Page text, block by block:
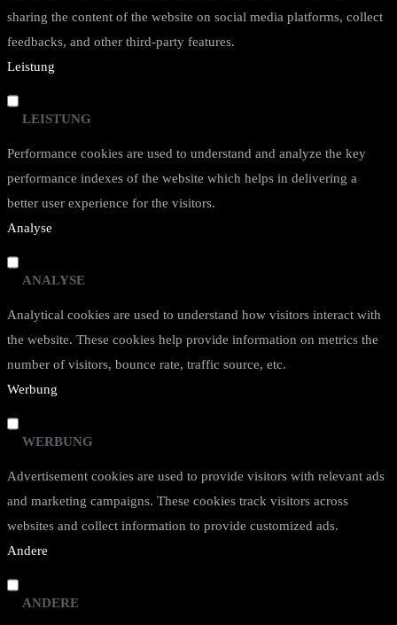
sharing the content of the website on social media platforms, collect
feedbacks, and other third-party features.
Leistung
LEISTUNG
Performance cookies are used to understand and analyze the key
performance indexes of the website which helps in delivering a
better user experience for the visitors.
Analyse
ANALYSE
Analytical cookies are used to understand how visitors interact with
the website. These cookies help provide information on metrics the
number of visitors, bounce rate, traffic source, etc.
Werbung
WERBUNG
Advertisement cookies are used to provide visitors with relevant ads
and marketing campaigns. These cookies track visitors across
websites and collect information to provide customized ads.
Andere
ANDERE